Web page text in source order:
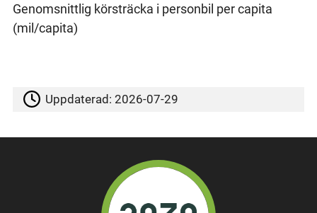
Genomsnittlig körsträcka i personbil per capita
(mil/capita)
Uppdaterad:2026-07-29